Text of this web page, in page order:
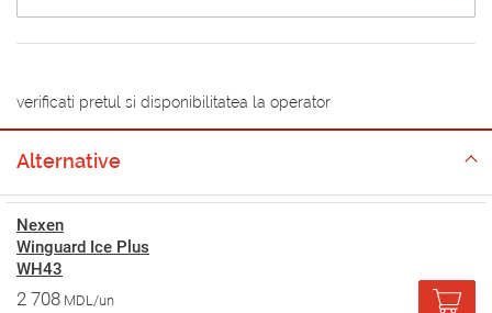
verificati pretul si disponibilitatea la operator
Alternative
Nexen
Winguard Ice Plus
WH43
2 708 MDL/un